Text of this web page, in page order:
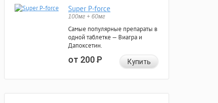
Super P-force
100мг + 60мг
Самые популярные препараты в
одной таблетке — Виагра и
Дапоксетин.
от 200Р Купить